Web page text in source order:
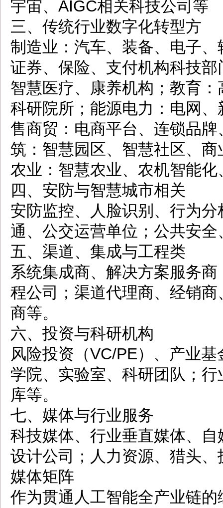
宇宙、AIGC相关科技公司等
三、传统行业数字化转型方
制造业：汽车、装备、电子
证券、保险、支付机构科技
智慧医疗、康养机构；教育
科研院所；能源电力：电网
售商贸：电商平台、连锁品
筑：智慧园区、智慧社区、
农业：智慧农业、农机智能
四、安防与智慧城市相关
安防监控、人脸识别、行为
通、公交运营单位；公共安
五、渠道、集成与工程类
系统集成商、解决方案服务
程公司；渠道代理商、经销
商等。
六、投资与科研机构
风险投资（VC/PE）、产业
学院、实验室、科研团队；
库等。
七、媒体与行业服务
科技媒体、行业垂直媒体、
设计公司；人力资源、猎头
媒体矩阵
作为贯通人工智能全产业链